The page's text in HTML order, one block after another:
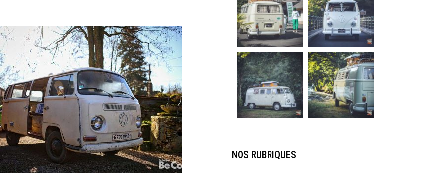
Sep 10
220
4
Août 10
177
becombi
Août 10
120
0
becombi
Août 10
108
0
NOS RUBRIQUES